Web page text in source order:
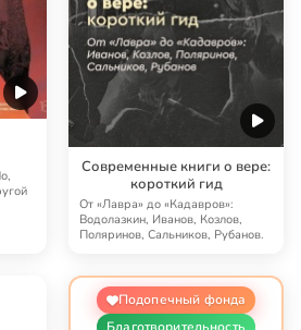
Современные книги о вере:
короткий гид
От «Лавра» до «Кадавров»:
Водолазкин, Иванов, Козлов,
Поляринов, Сальников, Рубанов.
Подопечный фонда
Благотворительность